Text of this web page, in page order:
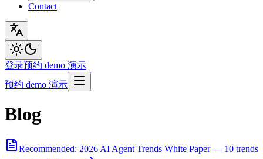
Contact
登录预约 demo 演示
预约 demo 演示
Blog
Recommended: 2026 AI Agent Trends White Paper — 10 trends